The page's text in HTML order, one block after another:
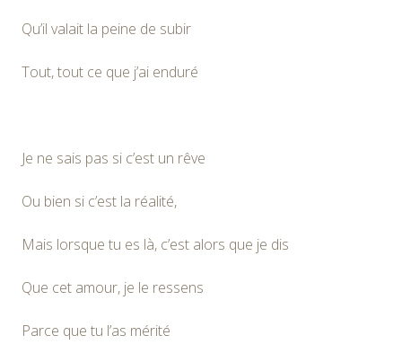
Qu’il valait la peine de subir
Tout, tout ce que j’ai enduré
Je ne sais pas si c’est un rêve
Ou bien si c’est la réalité,
Mais lorsque tu es là, c’est alors que je dis
Que cet amour, je le ressens
Parce que tu l’as mérité